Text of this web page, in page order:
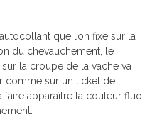
que l’on fixe sur la
du chevauchement, le
la croupe de la vache va
comme sur un ticket de
faire apparaître la couleur fluo